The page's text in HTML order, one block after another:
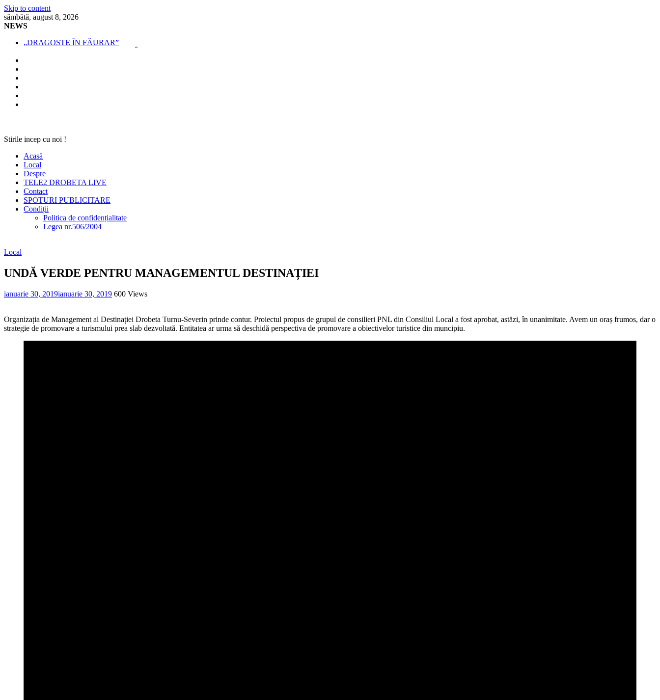
Skip to content
sâmbătă, august 8, 2026
NEWS
„DRAGOSTE ÎN FĂURAR”
Stirile incep cu noi !
Acasă
Local
Despre
TELE2 DROBETA LIVE
Contact
SPOTURI PUBLICITARE
Condiții
Politica de confidențialitate
Legea nr.506/2004
Local
UNDĂ VERDE PENTRU MANAGEMENTUL DESTINAȚIEI
ianuarie 30, 2019ianuarie 30, 2019 600 Views
Organizația de Management al Destinației Drobeta Turnu-Severin prinde contur. Proiectul propus de grupul de consilieri PNL din Consiliul Local a fost aprobat, astăzi, în unanimitate. Avem un oraș frumos, dar o
strategie de promovare a turismului prea slab dezvoltată. Entitatea ar urma să deschidă perspectiva de promovare a obiectivelor turistice din muncipiu.